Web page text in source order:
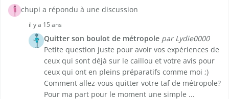
chupi a répondu à une discussion
il y a 15 ans
Quitter son boulot de métropole par Lydie0000
Petite question juste pour avoir vos expériences de
ceux qui sont déjà sur le caillou et votre avis pour
ceux qui ont en pleins préparatifs comme moi ;)
Comment allez-vous quitter votre taf de métropole?
Pour ma part pour le moment une simple ...